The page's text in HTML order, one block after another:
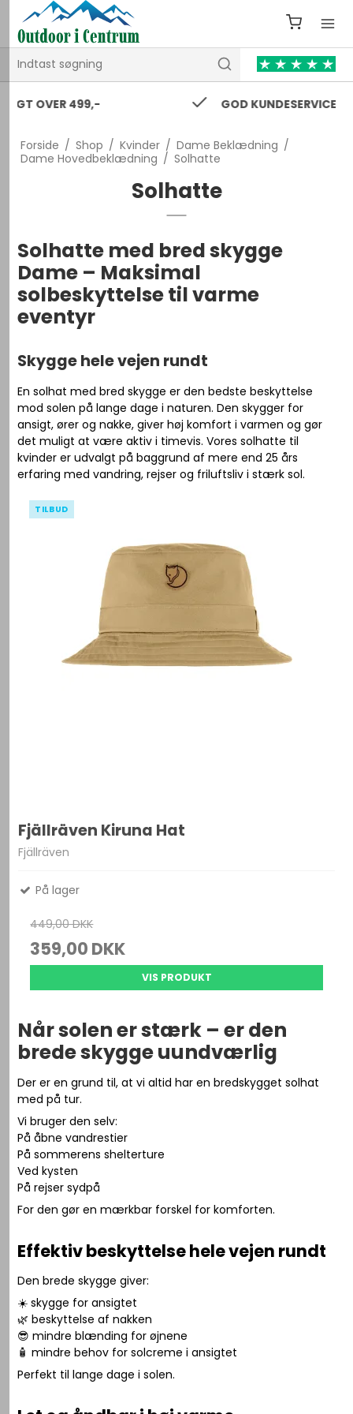
GOD KUNDESERVICE 24/7
Forside / Shop / Kvinder / Dame Beklædning /
Dame Hovedbeklædning / Solhatte
Solhatte
Solhatte med bred skygge
Dame – Maksimal
solbeskyttelse til varme
eventyr
Skygge hele vejen rundt
En solhat med bred skygge er den bedste beskyttelse
mod solen på lange dage i naturen. Den skygger for
ansigt, ører og nakke, giver høj komfort i varmen og gør
det muligt at være aktiv i timevis. Vores solhatte til
kvinder er udvalgt på baggrund af mere end 25 års
erfaring med vandring, rejser og friluftsliv i stærk sol.
TILBUD
Fjällräven Kiruna Hat
Fjällräven
På lager
449,00 DKK
359,00 DKK
VIS PRODUKT
Når solen er stærk – er den
brede skygge uundværlig
Der er en grund til, at vi altid har en bredskygget solhat
med på tur.
Vi bruger den selv:
På åbne vandrestier
På sommerens shelterture
Ved kysten
På rejser sydpå
For den gør en mærkbar forskel for komforten.
Effektiv beskyttelse hele vejen rundt
Den brede skygge giver:
☀️ skygge for ansigtet
🌿 beskyttelse af nakken
😎 mindre blænding for øjnene
🧴 mindre behov for solcreme i ansigtet
Perfekt til lange dage i solen.